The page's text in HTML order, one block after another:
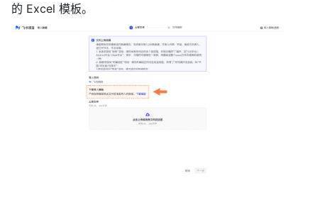
的 Excel 模板。